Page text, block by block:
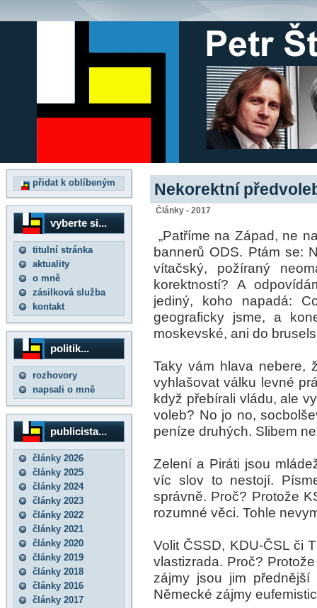
přidat k oblíbeným
vyberte si...
titulní stránka
aktuality
o mně
zásilková služba
kontakt
politik...
rozhovory
napsali o mně
publicista...
články 2026
články 2025
články 2024
články 2023
články 2022
články 2021
články 2020
články 2019
články 2018
články 2016
články 2017
Nekorektní
Články - 2017
„Patříme na Západ, ne
bannerů ODS. Ptám se:
vítačský, požíraný
korektností? A
jediný, koho napadá:
geograficky jsme, a
moskevské, ani do
Taky vám hlava nebere,
vyhlašovat válku levné
když přebírali vládu, ale
voleb? No jo no,
peníze druhých. Slibem
Zelení a Piráti jsou
víc slov to nestojí.
správně. Proč? Protože
rozumné věci. Tohle
Volit ČSSD, KDU-ČSL či
vlastizrada. Proč?
zájmy jsou jim
Německé zájmy